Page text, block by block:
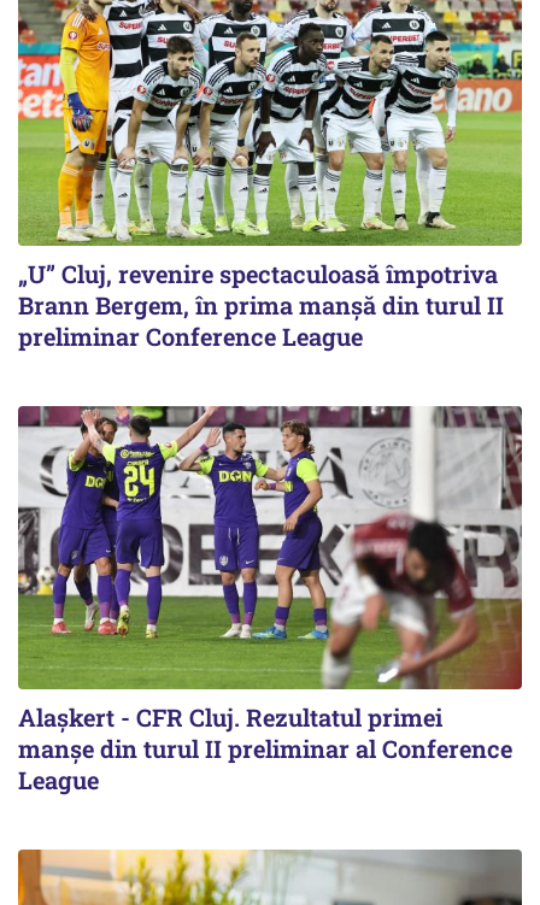
„U” Cluj, revenire spectaculoasă împotriva
Brann Bergem, în prima manșă din turul II
preliminar Conference League
Alaşkert - CFR Cluj. Rezultatul primei
manșe din turul II preliminar al Conference
League